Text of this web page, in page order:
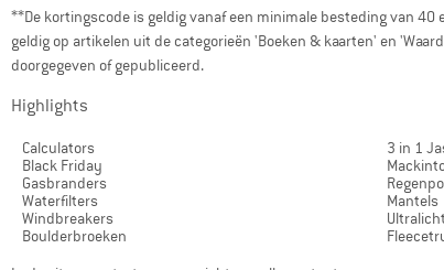
**De kortingscode is geldig vanaf een minimale besteding van
geldig op artikelen uit de categorieën 'Boeken & kaarten' en
doorgegeven of gepubliceerd.
Highlights
Calculators
Black Friday
Gasbranders
Waterfilters
Windbreakers
Boulderbroeken
3 in 1
Mantels